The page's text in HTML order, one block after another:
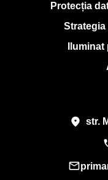
Protecția
place str.
mail_outline